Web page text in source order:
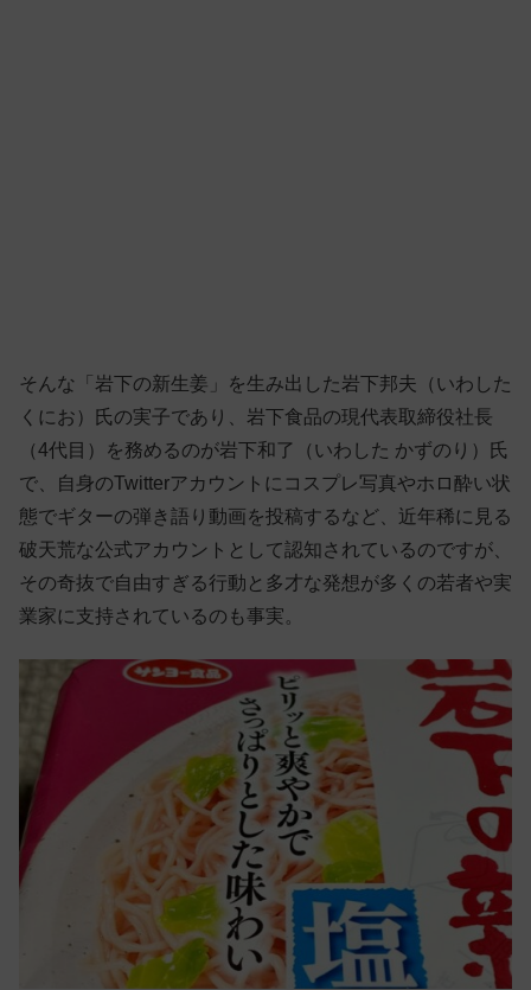
そんな「岩下の新生姜」を生み出した岩下邦夫（いわした
くにお）氏の実子であり、岩下食品の現代表取締役社長
（4代目）を務めるのが岩下和了（いわした かずのり）氏
で、自身のTwitterアカウントにコスプレ写真やホロ酔い状
態でギターの弾き語り動画を投稿するなど、近年稀に見る
破天荒な公式アカウントとして認知されているのですが、
その奇抜で自由すぎる行動と多才な発想が多くの若者や実
業家に支持されているのも事実。